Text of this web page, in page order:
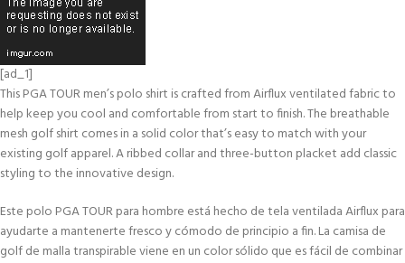
[ad_1]
This PGA TOUR men’s polo shirt is crafted from Airflux ventilated fabric to
help keep you cool and comfortable from start to finish. The breathable
mesh golf shirt comes in a solid color that’s easy to match with your
existing golf apparel. A ribbed collar and three-button placket add classic
styling to the innovative design.
Este polo PGA TOUR para hombre está hecho de tela ventilada Airflux para
ayudarte a mantenerte fresco y cómodo de principio a fin. La camisa de
golf de malla transpirable viene en un color sólido que es fácil de combinar